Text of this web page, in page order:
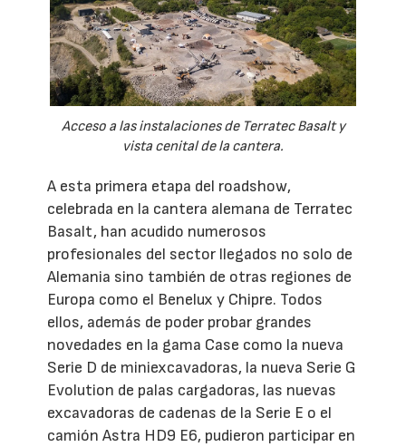
Acceso a las instalaciones de Terratec Basalt y
vista cenital de la cantera.
A esta primera etapa del roadshow,
celebrada en la cantera alemana de Terratec
Basalt, han acudido numerosos
profesionales del sector llegados no solo de
Alemania sino también de otras regiones de
Europa como el Benelux y Chipre. Todos
ellos, además de poder probar grandes
novedades en la gama Case como la nueva
Serie D de miniexcavadoras, la nueva Serie G
Evolution de palas cargadoras, las nuevas
excavadoras de cadenas de la Serie E o el
camión Astra HD9 E6, pudieron participar en